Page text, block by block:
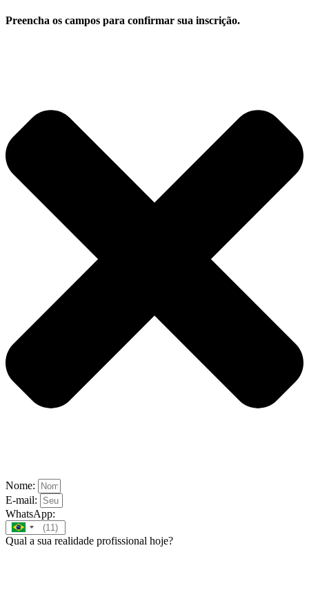
Preencha os campos para confirmar sua inscrição.
Nome:
E-mail:
WhatsApp:
Brazil
+55
Qual a sua realidade profissional hoje?